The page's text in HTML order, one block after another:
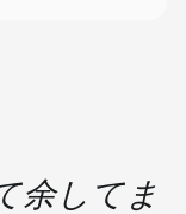
余してま